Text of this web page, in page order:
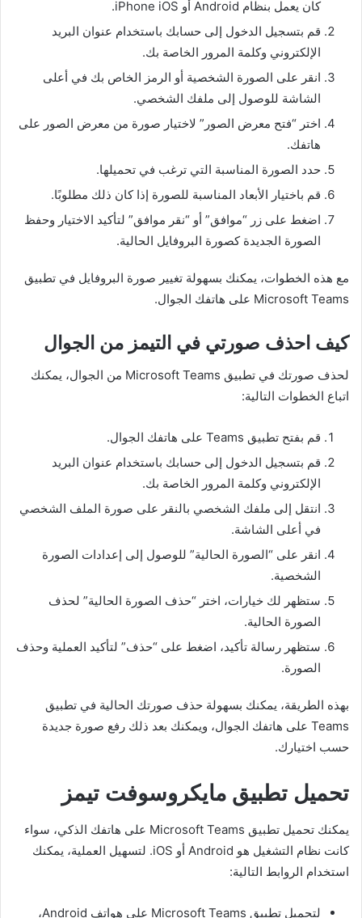
كان يعمل بنظام Android أو iPhone iOS.
قم بتسجيل الدخول إلى حسابك باستخدام عنوان البريد
الإلكتروني وكلمة المرور الخاصة بك.
انقر على الصورة الشخصية أو الرمز الخاص بك في أعلى
الشاشة للوصول إلى ملفك الشخصي.
اختر “فتح معرض الصور” لاختيار صورة من معرض الصور على
هاتفك.
حدد الصورة المناسبة التي ترغب في تحميلها.
قم باختيار الأبعاد المناسبة للصورة إذا كان ذلك مطلوبًا.
اضغط على زر “موافق” أو “نقر موافق” لتأكيد الاختيار وحفظ
الصورة الجديدة كصورة البروفايل الحالية.
مع هذه الخطوات، يمكنك بسهولة تغيير صورة البروفايل في تطبيق
Microsoft Teams على هاتفك الجوال.
كيف احذف صورتي في التيمز من الجوال
لحذف صورتك في تطبيق Microsoft Teams من الجوال، يمكنك
اتباع الخطوات التالية:
قم بفتح تطبيق Teams على هاتفك الجوال.
قم بتسجيل الدخول إلى حسابك باستخدام عنوان البريد
الإلكتروني وكلمة المرور الخاصة بك.
انتقل إلى ملفك الشخصي بالنقر على صورة الملف الشخصي
في أعلى الشاشة.
انقر على “الصورة الحالية” للوصول إلى إعدادات الصورة
الشخصية.
ستظهر لك خيارات، اختر “حذف الصورة الحالية” لحذف
الصورة الحالية.
ستظهر رسالة تأكيد، اضغط على “حذف” لتأكيد العملية وحذف
الصورة.
بهذه الطريقة، يمكنك بسهولة حذف صورتك الحالية في تطبيق
Teams على هاتفك الجوال، ويمكنك بعد ذلك رفع صورة جديدة
حسب اختيارك.
تحميل تطبيق مايكروسوفت تيمز
يمكنك تحميل تطبيق Microsoft Teams على هاتفك الذكي، سواء
كانت نظام التشغيل هو Android أو iOS. لتسهيل العملية، يمكنك
استخدام الروابط التالية:
لتحميل تطبيق Microsoft Teams على هواتف Android،